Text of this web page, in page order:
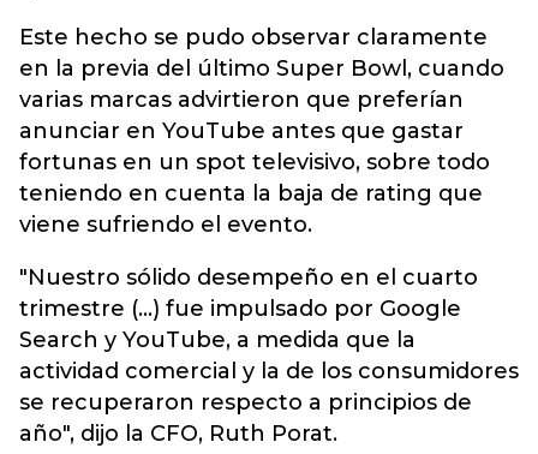
Este hecho se pudo observar claramente
en la previa del último Super Bowl, cuando
varias marcas advirtieron que preferían
anunciar en YouTube antes que gastar
fortunas en un spot televisivo, sobre todo
teniendo en cuenta la baja de rating que
viene sufriendo el evento.
"Nuestro sólido desempeño en el cuarto
trimestre (...) fue impulsado por Google
Search y YouTube, a medida que la
actividad comercial y la de los consumidores
se recuperaron respecto a principios de
año", dijo la CFO, Ruth Porat.